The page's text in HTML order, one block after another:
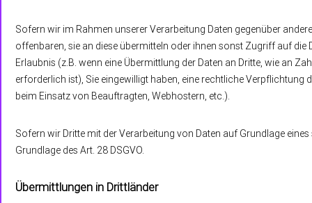
Sofern wir im Rahmen unserer Verarbeitung Daten gegenüber
offenbaren, sie an diese übermitteln oder ihnen sonst Zugriff auf
Erlaubnis (z.B. wenn eine Übermittlung der Daten an Dritte, wie an
erforderlich ist), Sie eingewilligt haben, eine rechtliche Verpflichtung
beim Einsatz von Beauftragten, Webhostern, etc.).
Sofern wir Dritte mit der Verarbeitung von Daten auf Grundlage
Grundlage des Art. 28 DSGVO.
Übermittlungen in Drittländer